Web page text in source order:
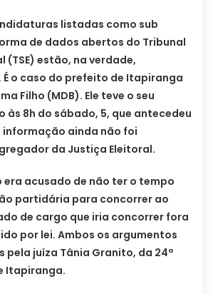
listadas como sub
de dados abertos do Tribunal
(TSE) estão, na verdade,
o caso do prefeito de Itapiranga
Filho (MDB). Ele teve o seu
às 8h do sábado, 5, que antecedeu
informação ainda não foi
da Justiça Eleitoral.
acusado de não ter o tempo
partidária para concorrer ao
de cargo que iria concorrer fora
por lei. Ambos os argumentos
pela juíza Tânia Granito, da 24ª
Itapiranga.